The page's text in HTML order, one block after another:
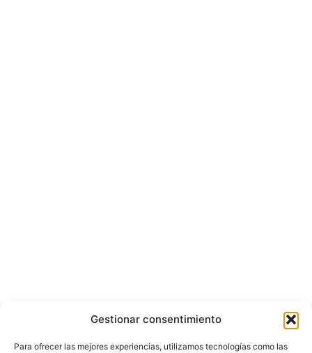
Gestionar consentimiento
Para ofrecer las mejores experiencias, utilizamos tecnologías como las